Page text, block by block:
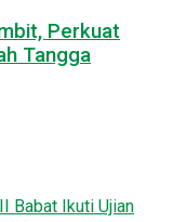
Perkuat
Tangga